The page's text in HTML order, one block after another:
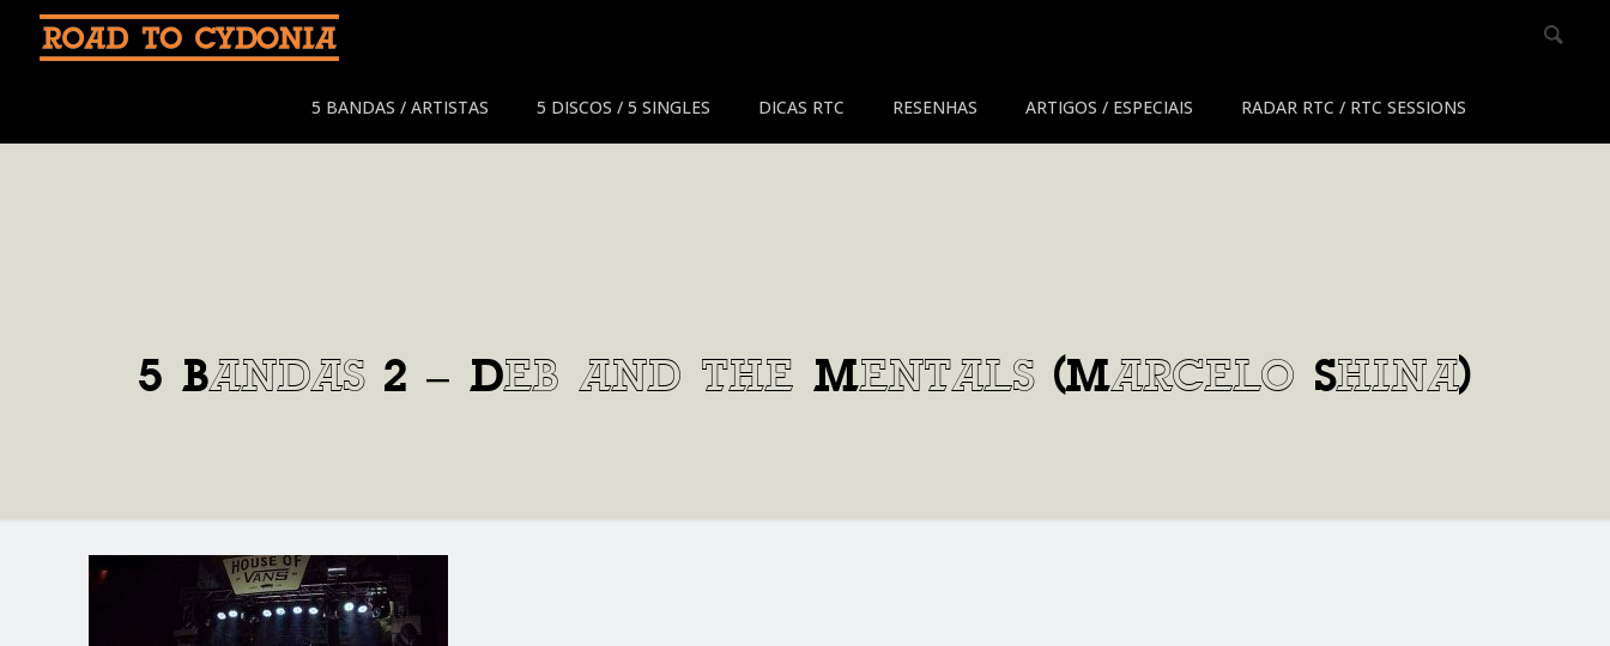
5 BANDAS / ARTISTAS 5 DISCOS / 5 SINGLES DICAS RTC RESENHAS ARTIGOS / ESPECIAIS RADAR RTC / RTC SESSIONS
5 Bandas 2 – Deb and the Mentals (Marcelo Shina)